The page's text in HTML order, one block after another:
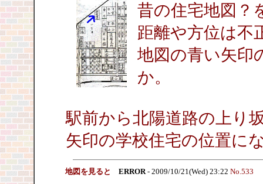
昔の住宅地図？
距離や方位は不
地図の青い矢印
か。
駅前から北陽道路の上り
矢印の学校住宅の位置に
地図を見ると ERROR- 2009/10/21(Wed) 23:22 No.533